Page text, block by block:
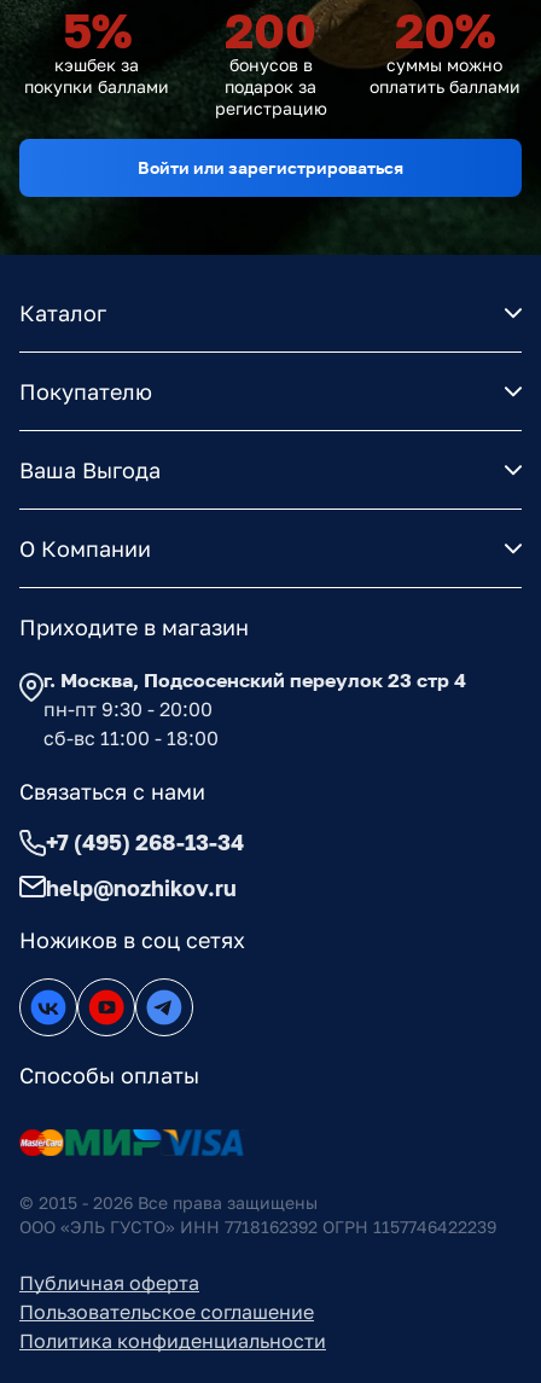
5%
кэшбек за
покупки баллами
200
бонусов в
подарок за
регистрацию
20%
суммы можно
оплатить баллами
Войти или зарегистрироваться
Каталог
Покупателю
Ваша Выгода
О Компании
Ножиков в соц сетях
Способы оплаты
Приходите в магазин
г. Москва, Подсосенский переулок 23 стр 4
пн-пт 9:30 - 20:00
сб-вс 11:00 - 18:00
Связаться с нами
+7 (495) 268-13-34
help@nozhikov.ru
© 2015 - 2026 Все права защищены
ООО «ЭЛЬ ГУСТО» ИНН 7718162392 ОГРН 1157746422239
Публичная оферта
Пользовательское соглашение
Политика конфиденциальности